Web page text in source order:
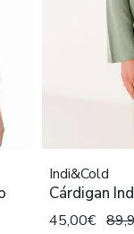
Indi&Cold
Cárdigan
45,00€